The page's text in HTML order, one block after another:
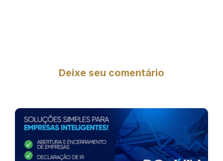
Deixe seu comentário